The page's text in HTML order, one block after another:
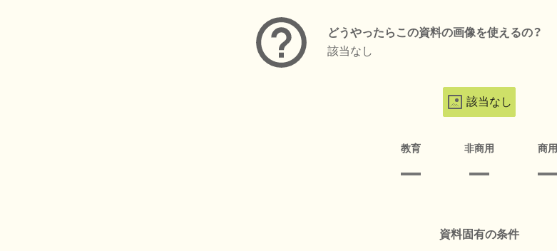
どうやったらこの資料の画像を使えるの？
該当なし
該当なし
教育 非商用 商用
資料固有の条件